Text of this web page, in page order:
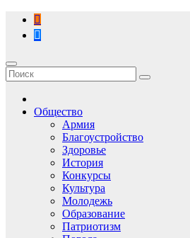
Перейти
содержимому
Общество
Армия
Благоустройство
Здоровье
История
Конкурсы
Культура
Молодежь
Образование
Патриотизм